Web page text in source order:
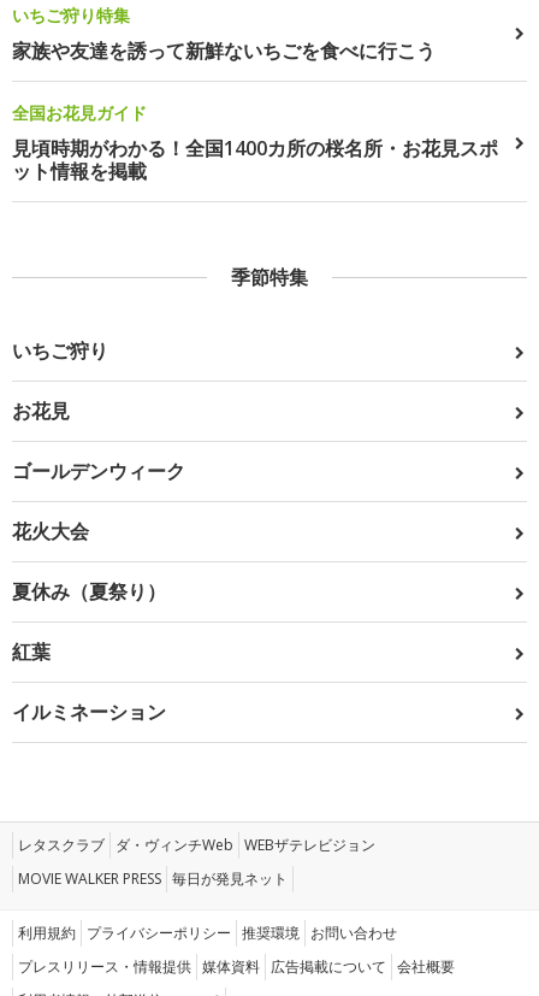
いちご狩り特集
家族や友達を誘って新鮮ないちごを食べに行こう
全国お花見ガイド
見頃時期がわかる！全国1400カ所の桜名所・お花見スポ
ット情報を掲載
季節特集
いちご狩り
お花見
ゴールデンウィーク
花火大会
夏休み（夏祭り）
紅葉
イルミネーション
レタスクラブ ダ・ヴィンチWeb WEBザテレビジョン
MOVIE WALKER PRESS 毎日が発見ネット
利用規約 プライバシーポリシー 推奨環境 お問い合わせ
プレスリリース・情報提供 媒体資料 広告掲載について 会社概要